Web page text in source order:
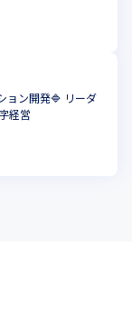
ョン開発🔷 リーダ
経営